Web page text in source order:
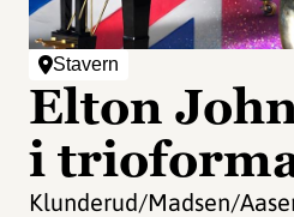
Stavern
Elton
i
Klunderud/Madsen/